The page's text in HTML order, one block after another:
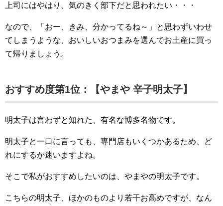
上司にはやはり、気のきく部下だと思われたい・・・
なので、「おー、きみ、分かってるね～」と思わずいわせ
てしまうような、おいしいおつまみを選んでお土産に買っ
て帰りましょう。
おすすめ度第1位：【やまや 辛子明太子】
明太子は言わずと知れた、有名な博多名物です。
明太子と一口に言っても、専門店もいくつかあるため、ど
れにするか迷いますよね。
そこで私がおすすめしたいのは、やまやの明太子です。
こちらの明太子、ほかのものより若干お高めですが、なん